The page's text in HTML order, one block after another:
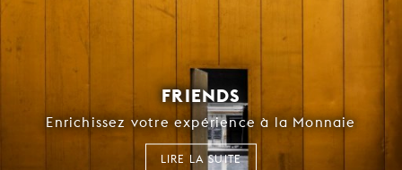
FRIENDS
Enrichissez votre expérience à la Monnaie
LIRE LA SUITE